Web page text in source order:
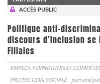
ACCÈS PUBLIC
Politique anti-
discours d’inclusion
Filiales
EMPLOI, FORMATION ET
PROTECTION SOCIALE
parrainé